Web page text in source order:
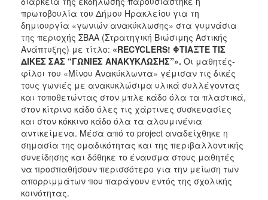
πρωτοβουλία του Δήμου Ηρακλείου για τη
δημιουργία «γωνιών ανακύκλωσης» στα γυμνάσια
της περιοχής ΣΒΑΑ (Στρατηγική Βιώσιμης Αστικής
Ανάπτυξης) με τίτλο: «RECYCLERS! ΦΤΙΑΞΤΕ ΤΙΣ
ΔΙΚΕΣ ΣΑΣ “ΓΩΝΙΕΣ ΑΝΑΚΥΚΛΩΣΗΣ”». Οι μαθητές-
φίλοι του «Μίνου Ανακύκλωντα» γέμισαν τις δικές
τους γωνιές με ανακυκλώσιμα υλικά συλλέγοντας
και τοποθετώντας στον μπλε κάδο όλα τα πλαστικά,
στον κίτρινο κάδο όλες τις χάρτινες συσκευασίες
και στον κόκκινο κάδο όλα τα αλουμινένια
αντικείμενα. Μέσα από το project αναδείχθηκε η
σημασία της ομαδικότητας και της περιβαλλοντικής
συνείδησης και δόθηκε το έναυσμα στους μαθητές
να προσπαθήσουν περισσότερο για την μείωση των
απορριμμάτων που παράγουν εντός της σχολικής
κοινότητας.